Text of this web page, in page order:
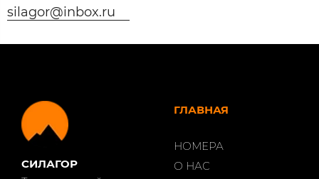
silagor@inbox.ru
СИЛАГОР
ГЛАВНАЯ
НОМЕРА
О НАС